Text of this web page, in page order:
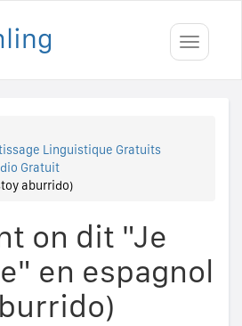
Toggle
Linguistique Gratuits
Gratuit
aburrido)
on dit "Je
en espagnol